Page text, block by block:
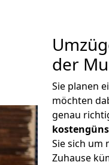
der
Sie planen
möchten
genau
Sie sich um
Zuhause